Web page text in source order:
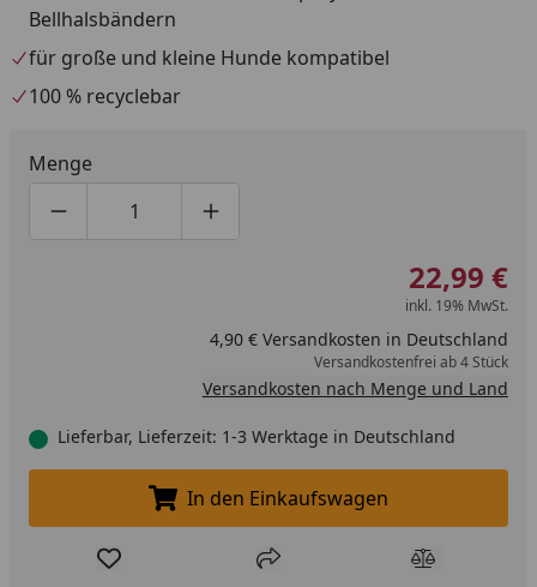
Bellhalsbändern
für große und kleine Hunde kompatibel
100 % recyclebar
Menge
Produktmenge um eins verringern
Produktmenge manuell eingeben
Produktmenge um eins erhöhen
22,99 €
inkl. 19% MwSt.
4,90 € Versandkosten in Deutschland
Versandkostenfrei ab 4 Stück
Versandkosten nach Menge und Land
Lieferbar, Lieferzeit: 1-3 Werktage in Deutschland
In den Einkaufswagen legen
In den Einkaufswagen
Produkt zur Wunschliste hinzufügen
Teilen Produkt